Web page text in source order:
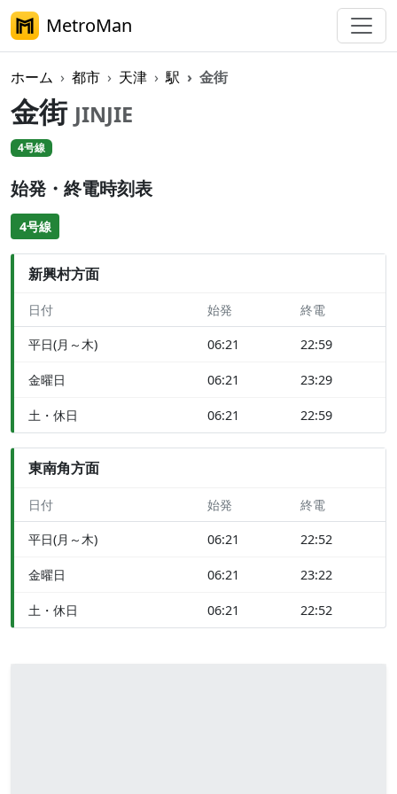
MetroMan
ホーム 都市 天津 駅 金街
金街 JINJIE
4号線
始発・終電時刻表
4号線
新興村方面
日付 始発 終電
平日(月～木) 06:21 22:59
金曜日 06:21 23:29
土・休日 06:21 22:59
東南角方面
日付 始発 終電
平日(月～木) 06:21 22:52
金曜日 06:21 23:22
土・休日 06:21 22:52